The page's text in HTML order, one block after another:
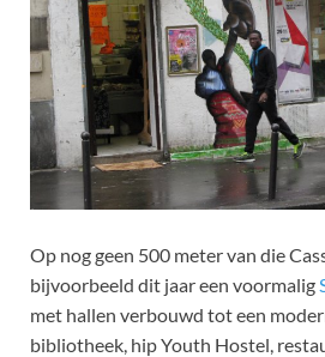
Op nog geen 500 meter van die
bijvoorbeeld dit jaar een voormalig
met hallen verbouwd tot een
bibliotheek, hip Youth Hostel,